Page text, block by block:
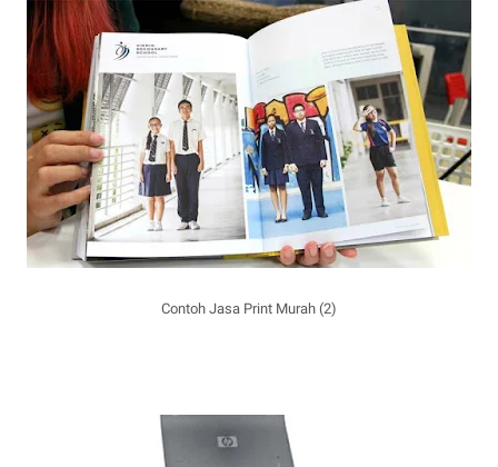
Contoh Jasa Print Murah (2)